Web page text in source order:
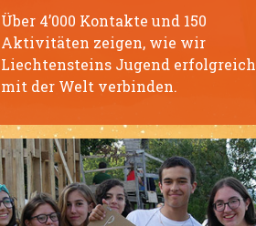
Über 4’000 Kontakte und 150
Aktivitäten zeigen, wie wir
Liechtensteins Jugend erfolgreich
mit der Welt verbinden.